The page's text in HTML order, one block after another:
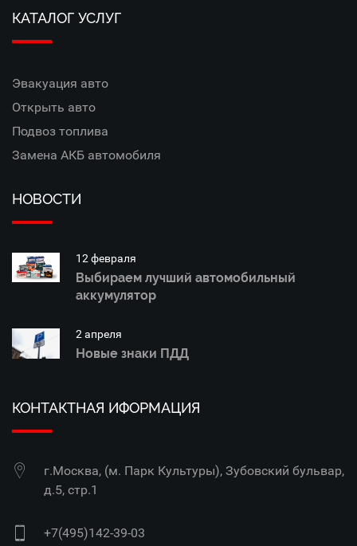
КАТАЛОГ УСЛУГ
Эвакуация авто
Открыть авто
Подвоз топлива
Замена АКБ автомобиля
НОВОСТИ
12 февраля
Выбираем лучший автомобильный
аккумулятор
2 апреля
Новые знаки ПДД
КОНТАКТНАЯ ИФОРМАЦИЯ
г.Москва, (м. Парк Культуры), Зубовский бульвар,
д.5, стр.1
+7(495)142-39-03